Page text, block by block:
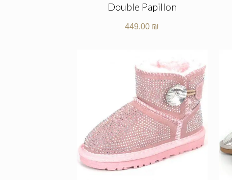
Double Papillon
449.00 ₪